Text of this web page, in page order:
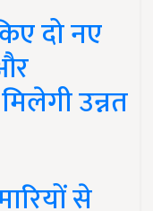
दो नए
उन्नत
से